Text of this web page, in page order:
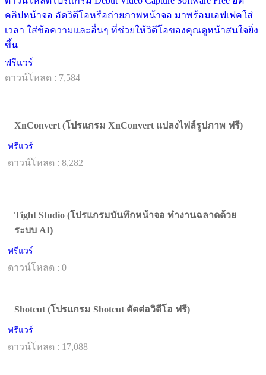
คลิปหน้าจอ อัดวิดีโอหรือถ่ายภาพหน้าจอ มาพร้อมเอฟเฟคใส่
เวลา ใส่ข้อความและอื่นๆ ที่ช่วยให้วิดีโอของคุณดูหน้าสนใจยิ่ง
ขึ้น
ฟรีแวร์
ดาวน์โหลด : 7,584
XnConvert (โปรแกรม XnConvert แปลงไฟล์รูปภาพ ฟรี)
ฟรีแวร์
ดาวน์โหลด : 8,282
Tight Studio (โปรแกรมบันทึกหน้าจอ ทำงานฉลาดด้วย
ระบบ AI)
ฟรีแวร์
ดาวน์โหลด : 0
Shotcut (โปรแกรม Shotcut ตัดต่อวิดีโอ ฟรี)
ฟรีแวร์
ดาวน์โหลด : 17,088